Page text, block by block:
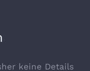
keine Details